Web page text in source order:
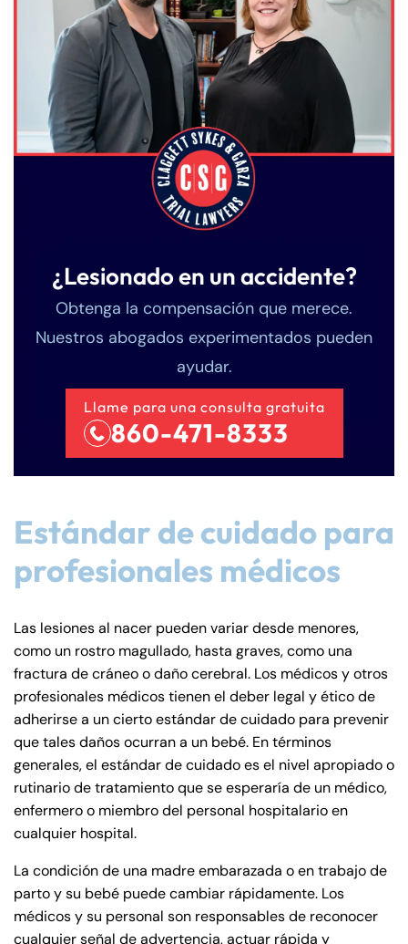
¿Lesionado en un accidente?
Obtenga la compensación que merece.
Nuestros abogados experimentados pueden
ayudar.
Llame para una consulta gratuita
860-471-8333
Estándar de cuidado para
profesionales médicos
Las lesiones al nacer pueden variar desde menores,
como un rostro magullado, hasta graves, como una
fractura de cráneo o daño cerebral. Los médicos y otros
profesionales médicos tienen el deber legal y ético de
adherirse a un cierto estándar de cuidado para prevenir
que tales daños ocurran a un bebé. En términos
generales, el estándar de cuidado es el nivel apropiado o
rutinario de tratamiento que se esperaría de un médico,
enfermero o miembro del personal hospitalario en
cualquier hospital.
La condición de una madre embarazada o en trabajo de
parto y su bebé puede cambiar rápidamente. Los
médicos y su personal son responsables de reconocer
cualquier señal de advertencia, actuar rápida y